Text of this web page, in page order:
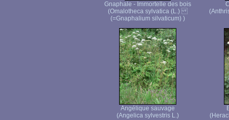
Gnaphale - Immortelle des bois
(Omalotheca sylvatica (L.)
(=Gnaphalium silvaticum) )
Angélique sauvage
(Angelica sylvestris L.)